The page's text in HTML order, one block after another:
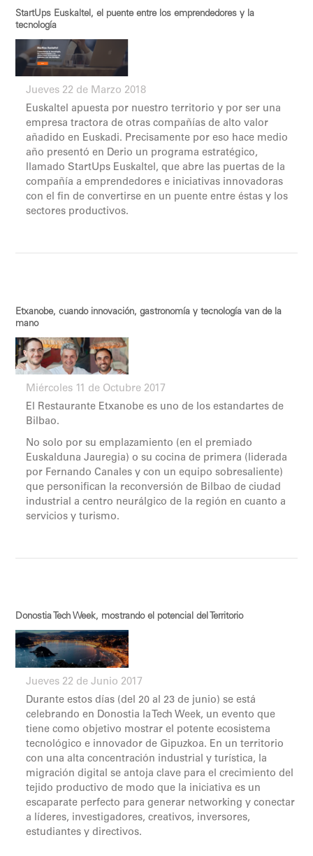
StartUps Euskaltel, el puente entre los emprendedores y la
tecnología
Jueves 22 de Marzo 2018
Euskaltel apuesta por nuestro territorio y por ser una
empresa tractora de otras compañías de alto valor
añadido en Euskadi. Precisamente por eso hace medio
año presentó en Derio un programa estratégico,
llamado StartUps Euskaltel, que abre las puertas de la
compañía a emprendedores e iniciativas innovadoras
con el fin de convertirse en un puente entre éstas y los
sectores productivos.
Etxanobe, cuando innovación, gastronomía y tecnología van de la
mano
Miércoles 11 de Octubre 2017
El Restaurante Etxanobe es uno de los estandartes de
Bilbao.
No solo por su emplazamiento (en el premiado
Euskalduna Jauregia) o su cocina de primera (liderada
por Fernando Canales y con un equipo sobresaliente)
que personifican la reconversión de Bilbao de ciudad
industrial a centro neurálgico de la región en cuanto a
servicios y turismo.
Donostia Tech Week, mostrando el potencial del Territorio
Jueves 22 de Junio 2017
Durante estos días (del 20 al 23 de junio) se está
celebrando en Donostia la Tech Week, un evento que
tiene como objetivo mostrar el potente ecosistema
tecnológico e innovador de Gipuzkoa. En un territorio
con una alta concentración industrial y turística, la
migración digital se antoja clave para el crecimiento del
tejido productivo de modo que la iniciativa es un
escaparate perfecto para generar networking y conectar
a líderes, investigadores, creativos, inversores,
estudiantes y directivos.